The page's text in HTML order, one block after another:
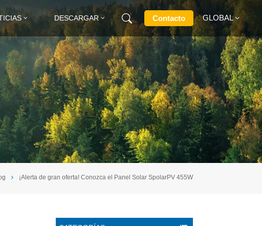
DESCARGAR Contacto GLOBAL
English
Français
Deutsch
Русский
Italiano
Español
¡Alerta de gran oferta! Conozca el Panel Solar SpolarPV 455W